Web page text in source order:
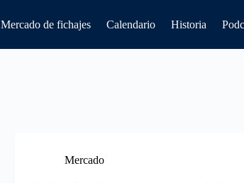
Mercado de fichajes Calendario Historia
Mercado